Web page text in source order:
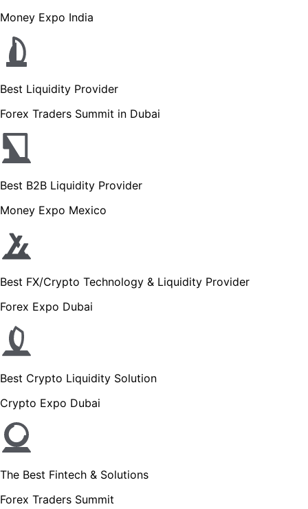
Money Expo India
Best Liquidity Provider
Forex Traders Summit in Dubai
Best B2B Liquidity Provider
Money Expo Mexico
Best FX/Crypto Technology & Liquidity Provider
Forex Expo Dubai
Best Crypto Liquidity Solution
Crypto Expo Dubai
The Best Fintech & Solutions
Forex Traders Summit